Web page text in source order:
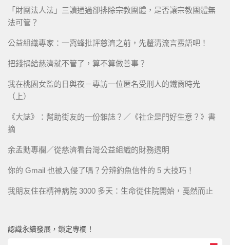
「財團法人法」三讀通過卻排除宗教團體，是否讓宗教團體無
法可管？
公益組織專家：一窩蜂批評慈濟之前，先釐清流言蜚語吧！
把錢捐給慈濟就不管了，算不算做善事？
我在桃園女監的日與夜－專訪一位匿名受刑人的鐵窗時光
（上）
《大誌》：幫助街友的一份雜誌？／《社企是門好生意？》書
摘
余孟勳專欄／從慈濟看台灣公益組織的財務透明
你的 Gmail 也被入侵了嗎？分辨釣魚信件的 5 大技巧！
我朋友住在精神病院 3000 多天：生命從住院開始，戞然而止
認識永續發展，鎖定專欄！